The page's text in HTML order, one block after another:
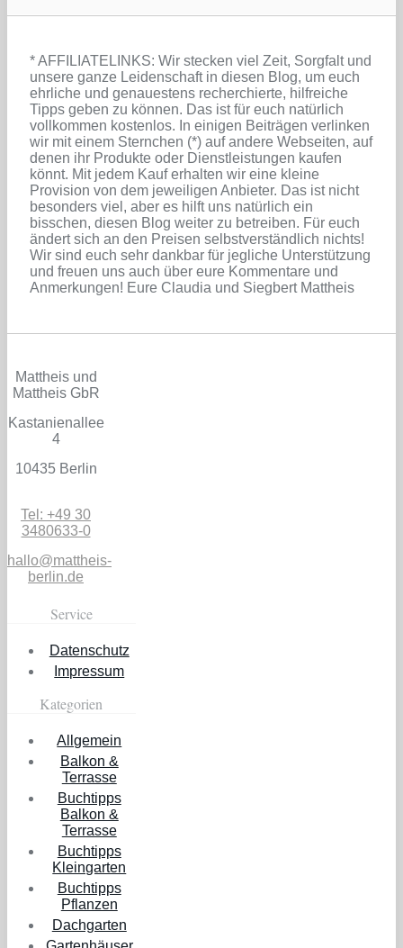
* AFFILIATELINKS: Wir stecken viel Zeit, Sorgfalt und
unsere ganze Leidenschaft in diesen Blog, um euch
ehrliche und genauestens recherchierte, hilfreiche
Tipps geben zu können. Das ist für euch natürlich
vollkommen kostenlos. In einigen Beiträgen verlinken
wir mit einem Sternchen (*) auf andere Webseiten, auf
denen ihr Produkte oder Dienstleistungen kaufen
könnt. Mit jedem Kauf erhalten wir eine kleine
Provision von dem jeweiligen Anbieter. Das ist nicht
besonders viel, aber es hilft uns natürlich ein
bisschen, diesen Blog weiter zu betreiben. Für euch
ändert sich an den Preisen selbstverständlich nichts!
Wir sind euch sehr dankbar für jegliche Unterstützung
und freuen uns auch über eure Kommentare und
Anmerkungen! Eure Claudia und Siegbert Mattheis
Mattheis und
Mattheis GbR
Kastanienallee
4
10435 Berlin
Tel: +49 30
3480633-0
hallo@mattheis-
berlin.de
Service
Datenschutz
Impressum
Kategorien
Allgemein
Balkon &
Terrasse
Buchtipps
Balkon &
Terrasse
Buchtipps
Kleingarten
Buchtipps
Pflanzen
Dachgarten